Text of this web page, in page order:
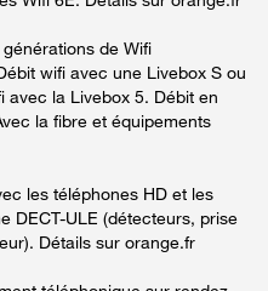
de Wifi
wifi avec une Livebox S ou
avec la Livebox 5. Débit en
la fibre et équipements
les téléphones HD et les
DECT-ULE (détecteurs, prise
Détails sur orange.fr